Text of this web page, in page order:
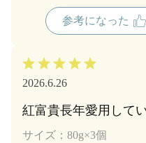
ても優しい肌に変化し
ています。参考になった
2026.6.26
紅富貴長年愛用して
サイズ：80g×3個